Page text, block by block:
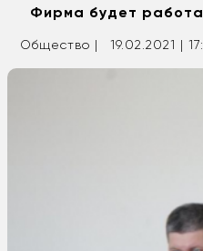
Фирма будет
Общество | 19.02.2021 |